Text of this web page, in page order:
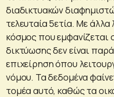
διαδικτυακών
τελευταία 5ετία. Με άλλα
κόσμος που εμφανίζεται
δικτύωσης δεν είναι
επιχείρηση όπου
νόμου. Τα δεδομένα
τομέα αυτό, καθώς τα